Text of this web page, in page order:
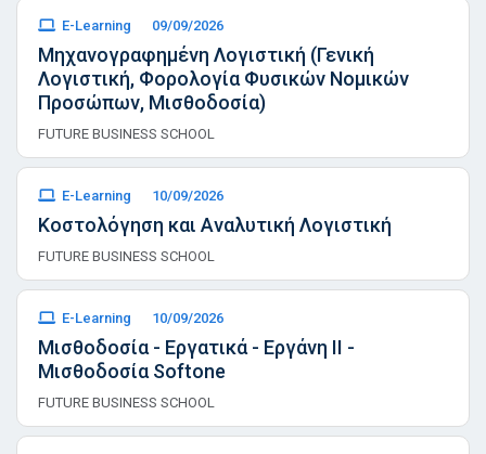
E-Learning 09/09/2026
Μηχανογραφημένη Λογιστική (Γενική
Λογιστική, Φορολογία Φυσικών Νομικών
Προσώπων, Μισθοδοσία)
FUTURE BUSINESS SCHOOL
E-Learning 10/09/2026
Κοστολόγηση και Αναλυτική Λογιστική
FUTURE BUSINESS SCHOOL
E-Learning 10/09/2026
Μισθοδοσία - Εργατικά - Εργάνη ΙΙ -
Μισθοδοσία Softone
FUTURE BUSINESS SCHOOL